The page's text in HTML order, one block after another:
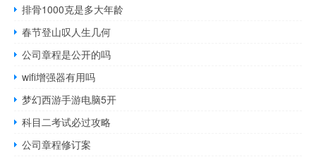
排骨1000克是多大年龄
春节登山叹人生几何
公司章程是公开的吗
wifi增强器有用吗
梦幻西游手游电脑5开
科目二考试必过攻略
公司章程修订案